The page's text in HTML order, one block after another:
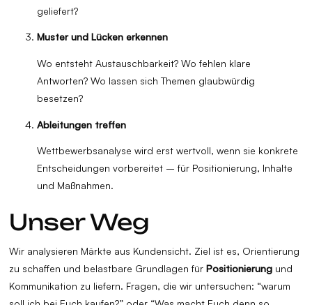
geliefert?
Muster und Lücken erkennen
Wo entsteht Austauschbarkeit? Wo fehlen klare
Antworten? Wo lassen sich Themen glaubwürdig
besetzen?
Ableitungen treffen
Wettbewerbsanalyse wird erst wertvoll, wenn sie konkrete
Entscheidungen vorbereitet – für Positionierung, Inhalte
und Maßnahmen.
Unser Weg
Wir analysieren Märkte aus Kundensicht. Ziel ist es, Orientierung
zu schaffen und belastbare Grundlagen für Positionierungund
Kommunikation zu liefern. Fragen, die wir untersuchen: “warum